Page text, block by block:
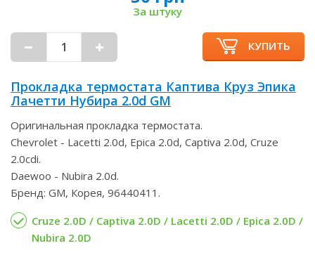
За штуку
КУПИТЬ
Прокладка термостата Каптива Круз Эпика
Лачетти Нубира 2.0d GM
Оригинальная прокладка термостата.
Chevrolet - Lacetti 2.0d, Epica 2.0d, Captiva 2.0d, Cruze
2.0cdi.
Daewoo - Nubira 2.0d.
Бренд: GM, Корея, 96440411.
Cruze 2.0D / Captiva 2.0D / Lacetti 2.0D / Epica 2.0D /
Nubira 2.0D